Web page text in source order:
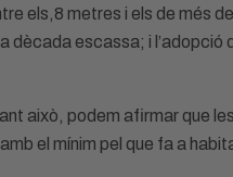
els,8 metres i els de més
dècada escassa; i
això, podem afirmar que
el mínim pel que fa a